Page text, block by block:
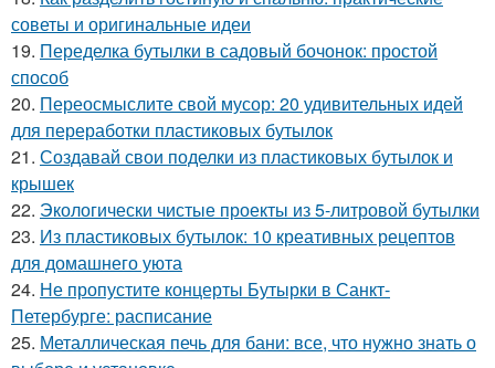
советы и оригинальные идеи
19. Переделка бутылки в садовый бочонок: простой
способ
20. Переосмыслите свой мусор: 20 удивительных идей
для переработки пластиковых бутылок
21. Создавай свои поделки из пластиковых бутылок и
крышек
22. Экологически чистые проекты из 5-литровой бутылки
23. Из пластиковых бутылок: 10 креативных рецептов
для домашнего уюта
24. Не пропустите концерты Бутырки в Санкт-
Петербурге: расписание
25. Металлическая печь для бани: все, что нужно знать о